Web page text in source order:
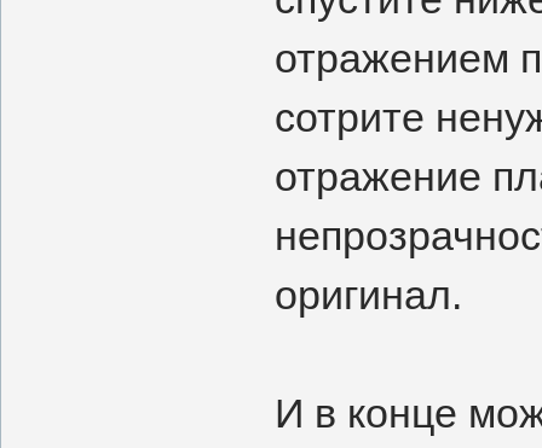
отражением
сотрите
отражение
оригинал.
И в конце